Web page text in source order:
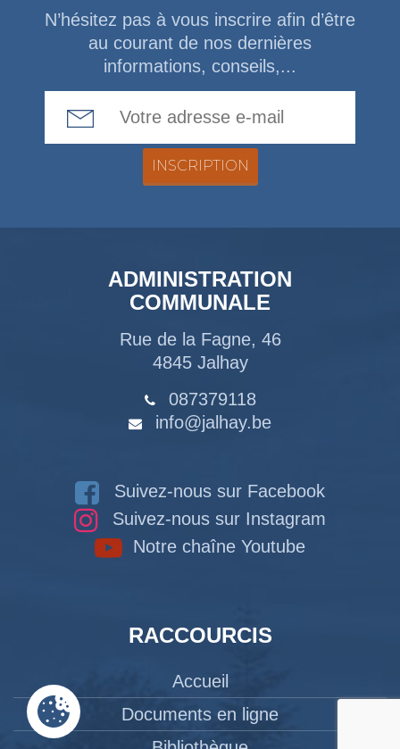
N’hésitez pas à vous inscrire afin d’être
au courant de nos dernières
informations, conseils,...
ADMINISTRATION
COMMUNALE
Rue de la Fagne, 46
4845 Jalhay
087379118
info@jalhay.be
Suivez-nous sur Facebook
Suivez-nous sur Instagram
Notre chaîne Youtube
RACCOURCIS
Accueil
Documents en ligne